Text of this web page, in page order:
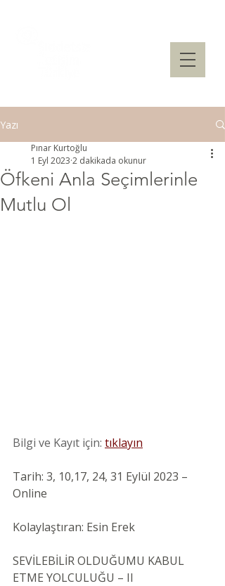
Yazı
Öfkeni Anla Seçimlerinle
Mutlu Ol
Pınar Kurtoğlu
1 Eyl 2023 2 dakikada okunur
Bilgi ve Kayıt için: tıklayın
Tarih: 3, 10,17, 24, 31 Eylül 2023 –
Online
Kolaylaştıran: Esin Erek
SEVİLEBİLİR OLDUĞUMU KABUL
ETME YOLCULUĞU – II